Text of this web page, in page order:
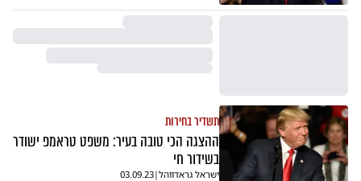
תשדיר בחירות
ההצגה הכי טובה בעיר: משפט טראמפ ישודר
בשידור חי
ישראל גראדווהל|
03.09.23